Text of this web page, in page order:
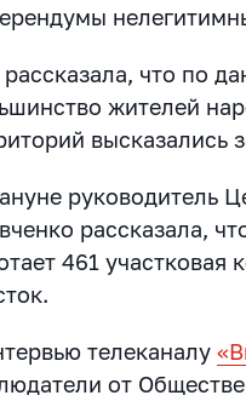
что по
жителей
высказались
руководитель
рассказала,
461
телеканалу
от